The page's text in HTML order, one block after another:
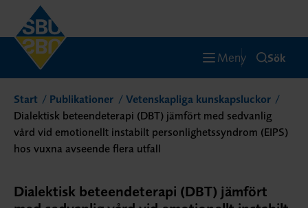
Meny Sök
Start Publikationer
Vetenskapliga kunskapsluckor
Dialektisk beteendeterapi (DBT) jämfört med sedvanlig
vård vid emotionellt instabilt personlighetssyndrom (EIPS)
hos vuxna avseende flera utfall
Dialektisk beteendeterapi (DBT) jämfört